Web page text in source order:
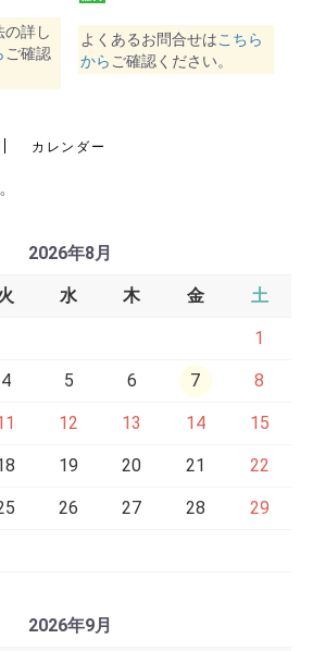
の詳し
ご確認
よくあるお問合せはこちら
から ご確認ください。
カレンダー
2026年8月
水 木 金 土
1
4 5 6 7 8
12 13 14 15
19 20 21 22
26 27 28 29
2026年9月